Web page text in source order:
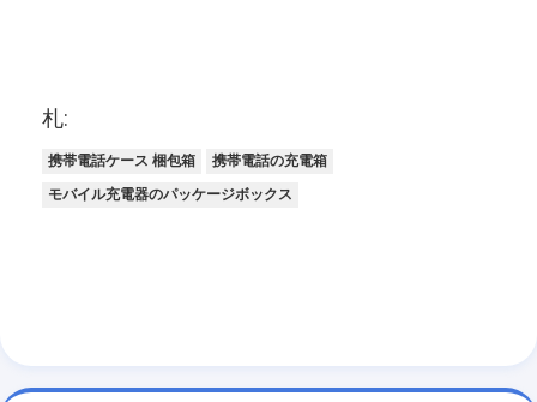
札:
携帯電話ケース 梱包箱
携帯電話の充電箱
モバイル充電器のパッケージボックス